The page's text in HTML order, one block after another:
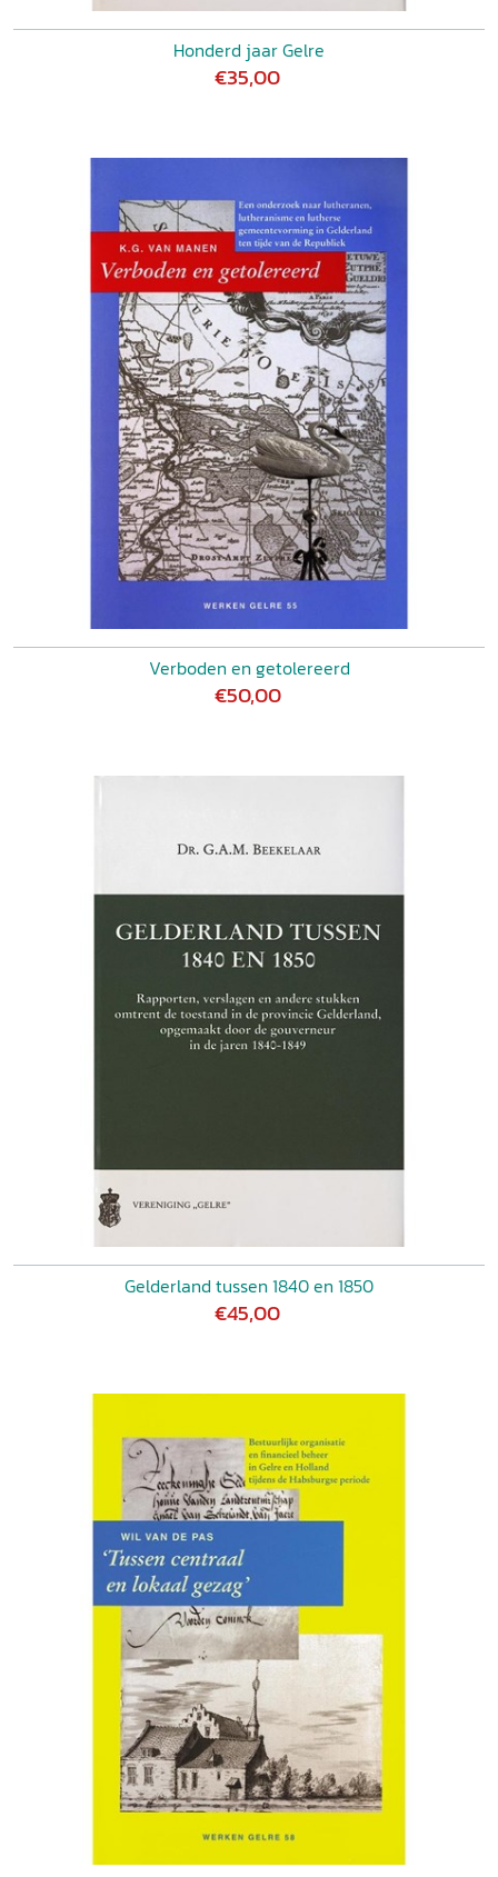
Honderd jaar Gelre
€35,00
Verboden en getolereerd
€50,00
Gelderland tussen 1840 en 1850
€45,00